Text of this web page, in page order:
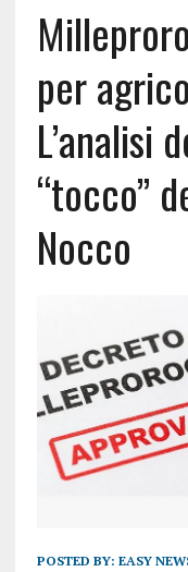
per
L’analisi
“tocco”
Nocco
POSTED BY: EASY